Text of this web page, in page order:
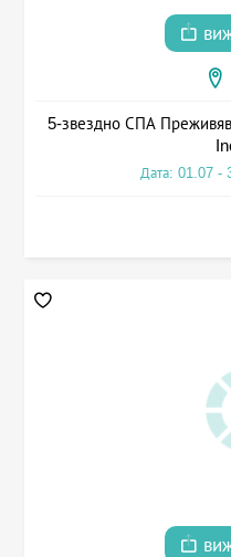
5-звездно СПА
Дата: 01.07 -